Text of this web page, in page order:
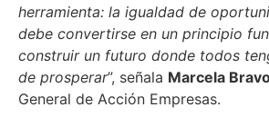
herramienta: la igualdad de
debe convertirse en un principio
construir un futuro donde todos
de prosperar”, señala Marcela
General de Acción Empresas.